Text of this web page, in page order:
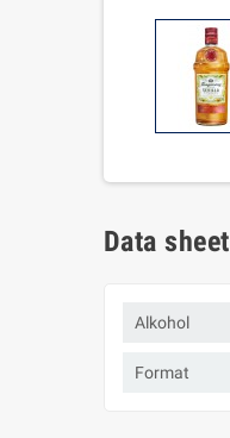
Data sheet
Alkohol
Format